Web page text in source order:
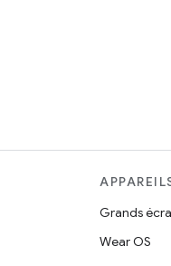
Grands
Wear OS